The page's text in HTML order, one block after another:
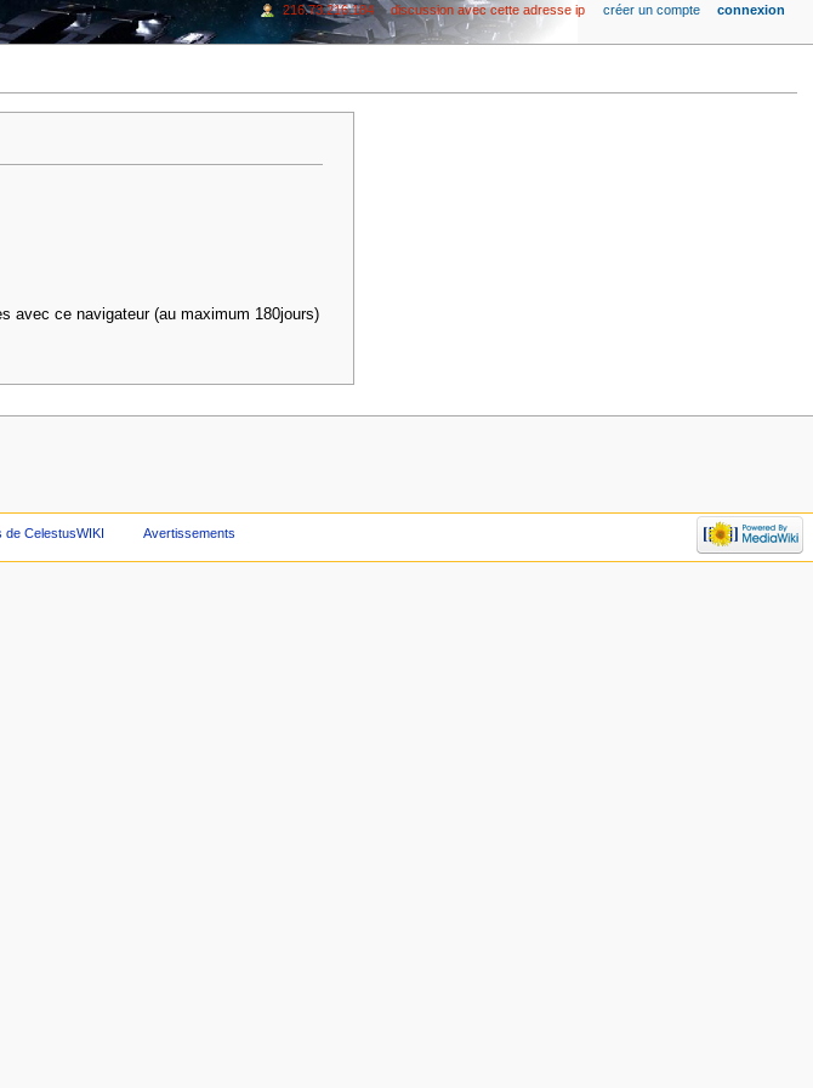
avec ce navigateur (au maximum 180jours)
216.73.216.184 discussion avec cette adresse ip créer un compte connexion
de CelestusWIKI Avertissements